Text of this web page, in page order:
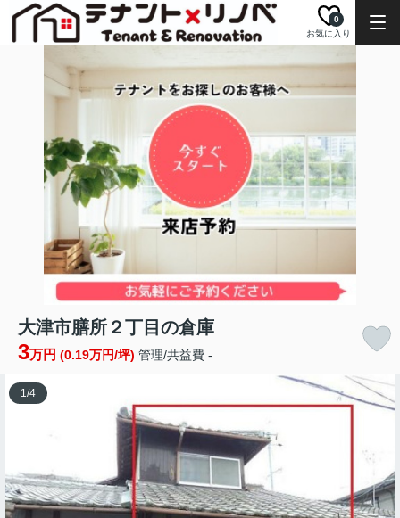
お気に入り
0
大津市膳所２丁目の倉庫
3万円 (0.19万円/坪) 管理/共益費 -
1 /4